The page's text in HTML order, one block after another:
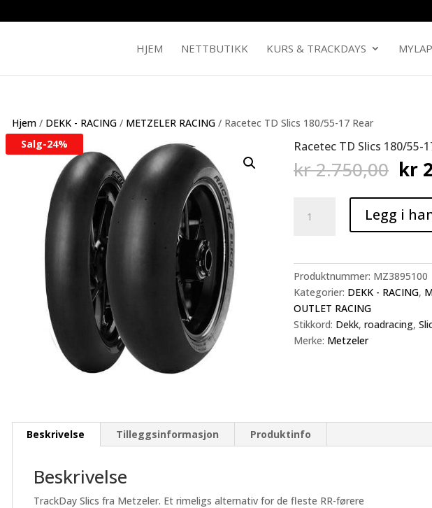
HJEM NETTBUTIKK KURS & TRACKDAYS
Hjem / DEKK - RACING / METZELER RACING / Racetec TD Slics 180/55-17 Rear
Salg-24% Racetec TD Slics 180/55-
kr2.750,00
pris
var:
kr
kr
antall
Legg i
Produktnummer: MZ3895100
Kategorier: DEKK - RACING,
OUTLET RACING
Stikkord: Dekk,roadracing,
Merke: Metzeler
Beskrivelse Tilleggsinformasjon Produktinfo
Beskrivelse
TrackDay Slics fra Metzeler. Et rimeligs alternativ for de fleste RR-førere